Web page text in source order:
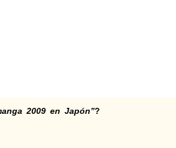
2009 en Japón”?